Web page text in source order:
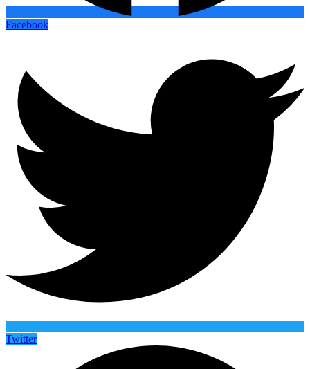
Facebook
Twitter